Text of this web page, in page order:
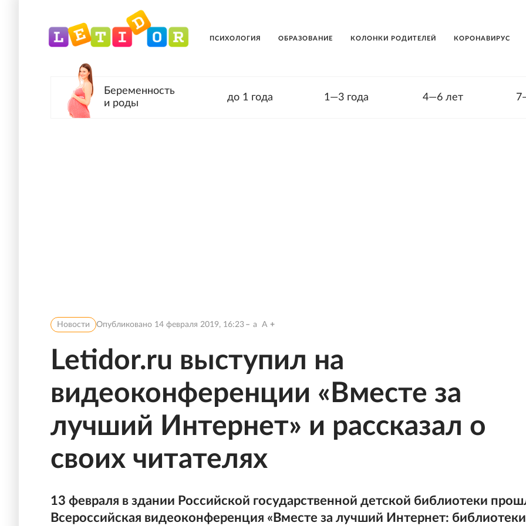
ПСИХОЛОГИЯ ОБРАЗОВАНИЕ КОЛОНКИ РОДИТЕЛЕЙ КОРОНАВИРУС
Беременность
и роды
до 1 года 1—3 года 4—6 лет
Новости Опубликовано 14 февраля 2019, 16:23 a A
Letidor.ru выступил на
видеоконференции «Вместе за
лучший Интернет» и рассказал о
своих читателях
13 февраля в здании Российской государственной детской библиотеки
Всероссийская видеоконференция «Вместе за лучший Интернет: